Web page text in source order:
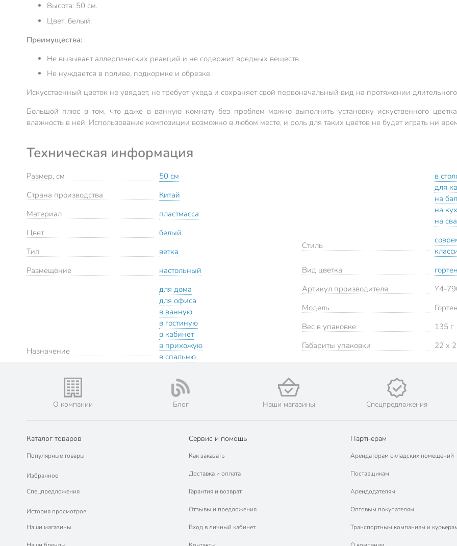
Высота: 50 см.
Цвет: белый.
Преимущества:
Не вызывает аллергических реакций и не содержит вредных веществ.
Не нуждается в поливе, подкормке и обрезке.
Искусственный цветок не увядает, не требует ухода и сохраняет свой первоначальный вид на протяжении
Большой плюс в том, что даже в ванную комнату без проблем можно выполнить установку искуственного
влажность в ней. Использование композиции возможно в любом месте, и роль для таких цветов не будет играть ни
Техническая информация
Размер, см
50 см
Страна производства
Китай
Материал
пластмасса
Цвет
белый
Тип
ветка
Размещение
настольный
Назначение
для дома
для офиса
в ванную
в гостиную
в кабинет
в прихожую
в спальню
в
для
на
на
на
Стиль
Вид цветка
Артикул производителя
Y4-
Модель
Вес в упаковке
135 г
Габариты упаковки
22 x
О компании Блог Наши магазины Спецпредложения
Каталог товаров
Популярные товары
Избранное
Спецпредложения
История просмотров
Наши магазины
Сервис и помощь
Как заказать
Доставка и оплата
Гарантия и возврат
Отзывы и предложения
Вход в личный кабинет
Партнерам
Арендаторам складских помещений
Поставщикам
Арендодателям
Оптовым покупателям
Транспортным компаниям и